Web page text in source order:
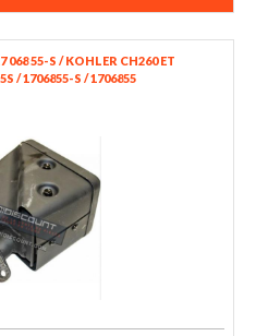
55-S / KOHLER CH260 ET
/ 1706855-S / 1706855